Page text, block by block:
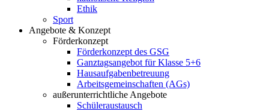
Ethik
Sport
Angebote & Konzept
Förderkonzept
Förderkonzept des GSG
Ganztagsangebot für Klasse 5+6
Hausaufgabenbetreuung
Arbeitsgemeinschaften (AGs)
außerunterrichtliche Angebote
Schüleraustausch